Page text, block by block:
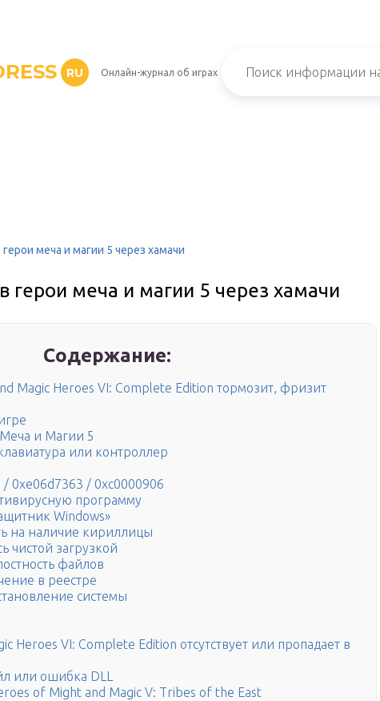
RU Онлайн-журнал об играх
меча и магии 5 через хамачи
герои меча и магии 5 через хамачи
Содержание:
Magic Heroes VI: Complete Edition тормозит, фризит
и Магии 5
или контроллер
0xe06d7363 / 0xc0000906
программу
Windows»
на наличие кириллицы
чистой загрузкой
файлов
в реестре
системы
Heroes VI: Complete Edition отсутствует или пропадает в
или ошибка DLL
of Might and Magic V: Tribes of the East